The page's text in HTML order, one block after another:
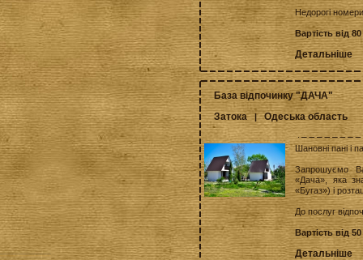
Недорогі
Вартість від
Детальніше
База відпочинку "ДАЧА"
Затока |Одеська область
Шановні пані і
Запрошуємо
«Дача», яка
«Бугаз») і
До послуг
Вартість від
Детальніше